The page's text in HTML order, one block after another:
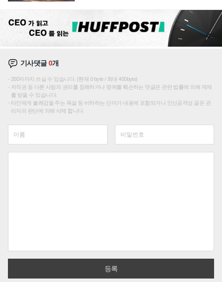
기사댓글0개
200자까지 쓰실 수 있습니다. (현재 0 byte / 최대 400byte)
저작권 등 다른 사람의 권리를 침해하거나 명예를 훼손하는 댓글은 관련 법률에 의해 제재
를 받을 수 있습니다.
타인에게 불쾌감을 주는 욕설 등 비하하는 단어가 내용에 포함되거나 인신공격성 글은 관
리자의 판단에 의해 삭제 합니다.